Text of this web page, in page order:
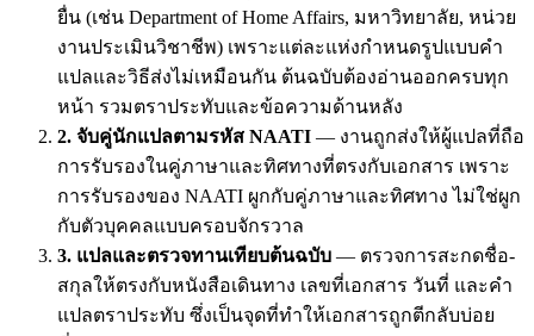
ยื่น (เช่น Department of Home Affairs, มหาวิทยาลัย, หน่วย
งานประเมินวิชาชีพ) เพราะแต่ละแห่งกำหนดรูปแบบคำ
แปลและวิธีส่งไม่เหมือนกัน ต้นฉบับต้องอ่านออกครบทุก
หน้า รวมตราประทับและข้อความด้านหลัง
2. จับคู่นักแปลตามรหัส NAATI — งานถูกส่งให้ผู้แปลที่ถือ
การรับรองในคู่ภาษาและทิศทางที่ตรงกับเอกสาร เพราะ
การรับรองของ NAATI ผูกกับคู่ภาษาและทิศทาง ไม่ใช่ผูก
กับตัวบุคคลแบบครอบจักรวาล
3. แปลและตรวจทานเทียบต้นฉบับ — ตรวจการสะกดชื่อ-
สกุลให้ตรงกับหนังสือเดินทาง เลขที่เอกสาร วันที่ และคำ
แปลตราประทับ ซึ่งเป็นจุดที่ทำให้เอกสารถูกตีกลับบ่อย